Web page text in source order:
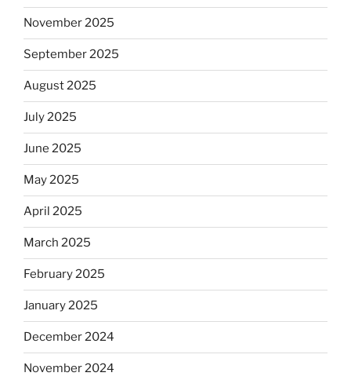
November 2025
September 2025
August 2025
July 2025
June 2025
May 2025
April 2025
March 2025
February 2025
January 2025
December 2024
November 2024